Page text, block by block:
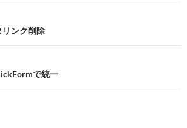
リンク削除
で統一